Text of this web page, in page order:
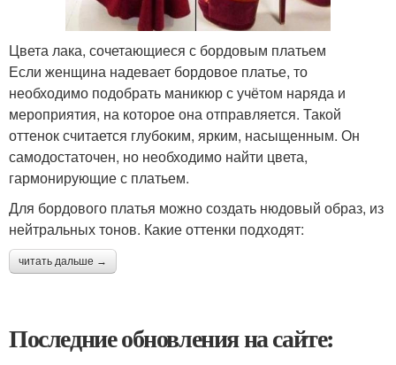
Цвета лака, сочетающиеся с бордовым платьем
Если женщина надевает бордовое платье, то
необходимо подобрать маникюр с учётом наряда и
мероприятия, на которое она отправляется. Такой
оттенок считается глубоким, ярким, насыщенным. Он
самодостаточен, но необходимо найти цвета,
гармонирующие с платьем.
Для бордового платья можно создать нюдовый образ, из
нейтральных тонов. Какие оттенки подходят:
читать дальше →
Последние обновления на сайте: